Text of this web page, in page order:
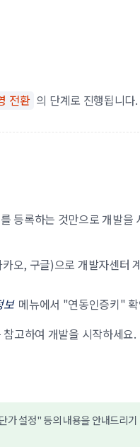
전환 의 단계로 진행됩니다.
등록하는 것만으로 개발을
오, 구글)으로 개발자센터
보 메뉴에서 "연동인증키"
고하여 개발을 시작하세요.
가 설정" 등의 내용을 안내드리기